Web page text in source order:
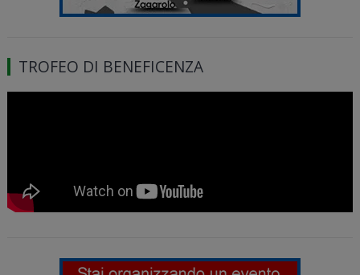
TROFEO DI BENEFICENZA